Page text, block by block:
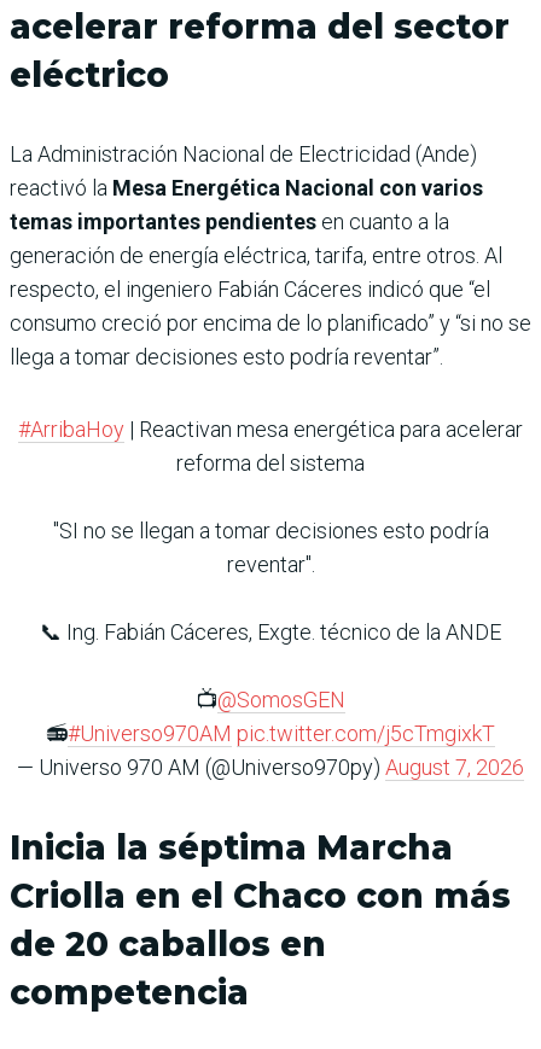
acelerar reforma del sector
eléctrico
La Administración Nacional de Electricidad (Ande)
reactivó la Mesa Energética Nacional con varios
temas importantes pendientes en cuanto a la
generación de energía eléctrica, tarifa, entre otros. Al
respecto, el ingeniero Fabián Cáceres indicó que “el
consumo creció por encima de lo planificado” y “si no se
llega a tomar decisiones esto podría reventar”.
#ArribaHoy | Reactivan mesa energética para acelerar
reforma del sistema
"SI no se llegan a tomar decisiones esto podría
reventar".
📞 Ing. Fabián Cáceres, Exgte. técnico de la ANDE
📺@SomosGEN
📻#Universo970AM pic.twitter.com/j5cTmgixkT
— Universo 970 AM (@Universo970py) August 7, 2026
Inicia la séptima Marcha
Criolla en el Chaco con más
de 20 caballos en
competencia